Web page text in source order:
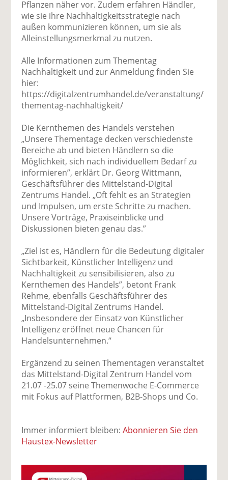
Pflanzen näher vor. Zudem erfahren Händler,
wie sie ihre Nachhaltigkeitsstrategie nach
außen kommunizieren können, um sie als
Alleinstellungsmerkmal zu nutzen.
Alle Informationen zum Thementag
Nachhaltigkeit und zur Anmeldung finden Sie
hier:
https://digitalzentrumhandel.de/veranstaltung/
thementag-nachhaltigkeit/
Die Kernthemen des Handels verstehen
„Unsere Thementage decken verschiedenste
Bereiche ab und bieten Händlern so die
Möglichkeit, sich nach individuellem Bedarf zu
informieren”, erklärt Dr. Georg Wittmann,
Geschäftsführer des Mittelstand-Digital
Zentrums Handel. „Oft fehlt es an Strategien
und Impulsen, um erste Schritte zu machen.
Unsere Vorträge, Praxiseinblicke und
Diskussionen bieten genau das.”
„Ziel ist es, Händlern für die Bedeutung digitaler
Sichtbarkeit, Künstlicher Intelligenz und
Nachhaltigkeit zu sensibilisieren, also zu
Kernthemen des Handels”, betont Frank
Rehme, ebenfalls Geschäftsführer des
Mittelstand-Digital Zentrums Handel.
„Insbesondere der Einsatz von Künstlicher
Intelligenz eröffnet neue Chancen für
Handelsunternehmen.“
Ergänzend zu seinen Thementagen veranstaltet
das Mittelstand-Digital Zentrum Handel vom
21.07 -25.07 seine Themenwoche E-Commerce
mit Fokus auf Plattformen, B2B-Shops und Co.
Immer informiert bleiben:Abonnieren Sie den
Haustex-Newsletter